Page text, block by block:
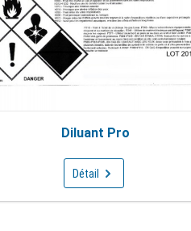
Diluant Pro
Détail